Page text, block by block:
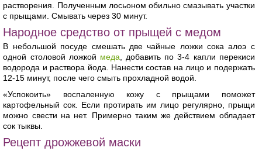
растворения. Полученным лосьоном обильно смазывать участки
с прыщами. Смывать через 30 минут.
Народное средство от прыщей с медом
В небольшой посуде смешать две чайные ложки сока алоэ с
одной столовой ложкой меда , добавить по 3-4 капли перекиси
водорода и раствора йода. Нанести состав на лицо и подержать
12-15 минут, после чего смыть прохладной водой.
«Успокоить» воспаленную кожу с прыщами поможет
картофельный сок. Если протирать им лицо регулярно, прыщи
можно свести на нет. Примерно таким же действием обладает
сок тыквы.
Рецепт дрожжевой маски